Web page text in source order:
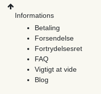
Informations
Betaling
Forsendelse
Fortrydelsesret
FAQ
Vigtigt at vide
Blog